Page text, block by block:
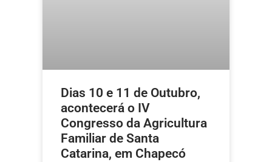
Dias 10 e 11 de Outubro,
acontecerá o IV
Congresso da Agricultura
Familiar de Santa
Catarina, em Chapecó